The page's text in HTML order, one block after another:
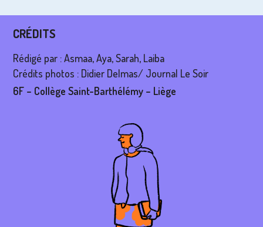
CRÉDITS
Rédigé par : Asmaa, Aya, Sarah, Laiba
Crédits photos : Didier Delmas/ Journal Le Soir
6F – Collège Saint-Barthélémy – Liège